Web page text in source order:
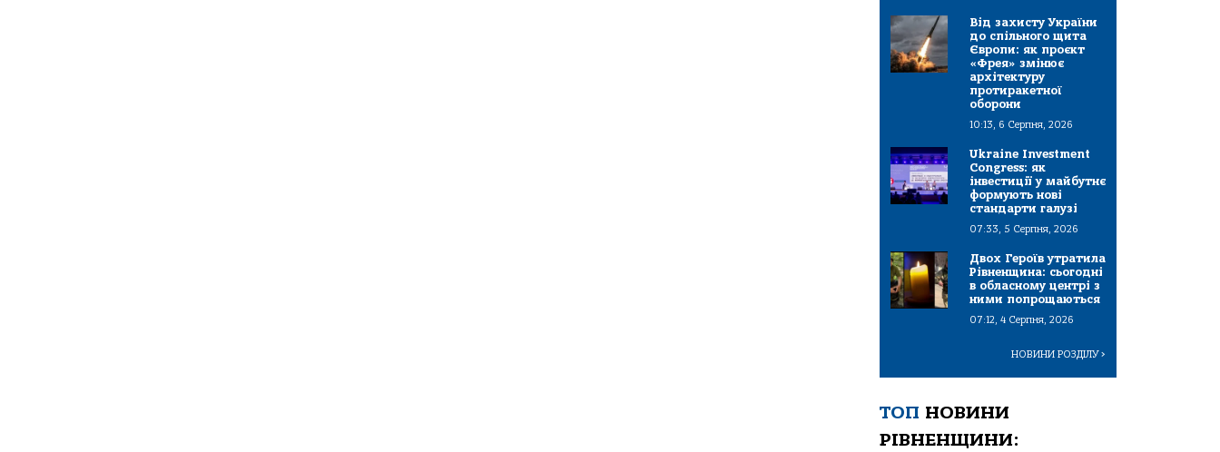
Від захисту України
до спільного щита
Європи: як проєкт
«Фрея» змінює
архітектуру
протиракетної
оборони
10:13, 6 Серпня, 2026
Ukraine Investment
Congress: як
інвестиції у майбутнє
формують нові
стандарти галузі
07:33, 5 Серпня, 2026
Двох Героїв утратила
Рівненщина: сьогодні
в обласному центрі з
ними попрощаються
07:12, 4 Серпня, 2026
НОВИНИ РОЗДІЛУ>
ТОП НОВИНИ
РІВНЕНЩИНИ: